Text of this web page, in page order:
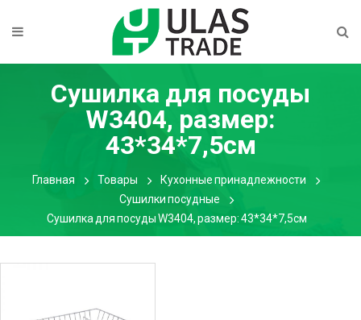
Cушилка для посуды
W3404, размер:
43*34*7,5см
Главная Товары
Кухонные принадлежности
Сушилки посудные
Cушилка для посуды W3404, размер: 43*34*7,5см